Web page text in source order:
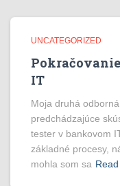
UNCATEGORIZED
IT
Moja druhá
predchádzajúce
tester v bankovom
základné procesy,
mohla som sa